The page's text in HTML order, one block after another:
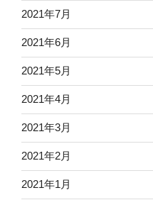
2021年7月
2021年6月
2021年5月
2021年4月
2021年3月
2021年2月
2021年1月